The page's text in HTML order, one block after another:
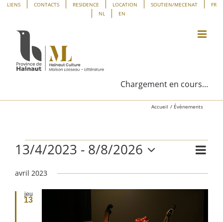
Panneau de gestion des cookies
Passer
contenu
LIENS CONTACTS RESIDENCE LOCATION SOUTIEN/MECENAT
FR
NL
EN
Chargement en cours...
Accueil Évènements
Évènements
par
Liste
13/4/2023 - 8/8/2026
une
date.
avril 2023
jeu
13